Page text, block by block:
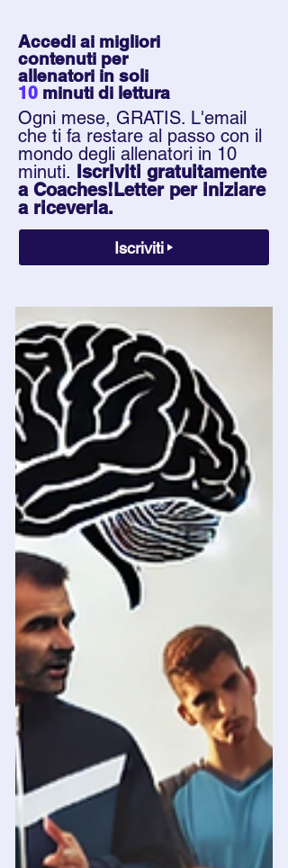
Accedi ai migliori
contenuti per
allenatori in soli
10 minuti di lettura
Ogni mese, GRATIS. L'email
che ti fa restare al passo con il
mondo degli allenatori in 10
minuti. Iscriviti gratuitamente
a Coaches!Letter per iniziare
a riceverla.
Iscriviti